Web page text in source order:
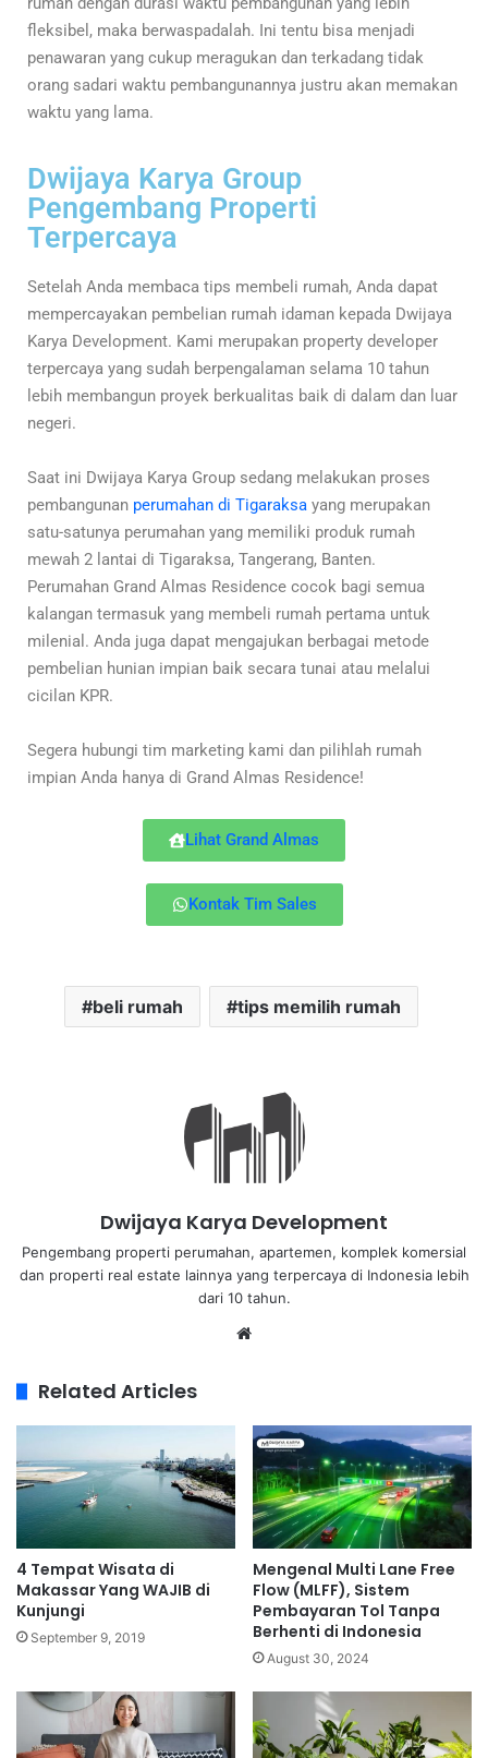
fleksibel, maka berwaspadalah. Ini tentu bisa menjadi
penawaran yang cukup meragukan dan terkadang tidak
orang sadari waktu pembangunannya justru akan memakan
waktu yang lama.
Dwijaya Karya Group
Pengembang Properti
Terpercaya
Setelah Anda membaca tips membeli rumah, Anda dapat
mempercayakan pembelian rumah idaman kepada Dwijaya
Karya Development. Kami merupakan property developer
terpercaya yang sudah berpengalaman selama 10 tahun
lebih membangun proyek berkualitas baik di dalam dan luar
negeri.
Saat ini Dwijaya Karya Group sedang melakukan proses
pembangunan perumahan di Tigaraksa yang merupakan
satu-satunya perumahan yang memiliki produk rumah
mewah 2 lantai di Tigaraksa, Tangerang, Banten.
Perumahan Grand Almas Residence cocok bagi semua
kalangan termasuk yang membeli rumah pertama untuk
milenial. Anda juga dapat mengajukan berbagai metode
pembelian hunian impian baik secara tunai atau melalui
cicilan KPR.
Segera hubungi tim marketing kami dan pilihlah rumah
impian Anda hanya di Grand Almas Residence!
Lihat Grand Almas
Kontak Tim Sales
beli rumah tips memilih rumah
Dwijaya Karya Development
Pengembang properti perumahan, apartemen, komplek komersial
dan properti real estate lainnya yang terpercaya di Indonesia lebih
dari 10 tahun.
Related Articles
4 Tempat Wisata di
Makassar Yang WAJIB di
Kunjungi
September 9, 2019
Mengenal Multi Lane Free
Flow (MLFF), Sistem
Pembayaran Tol Tanpa
Berhenti di Indonesia
August 30, 2024